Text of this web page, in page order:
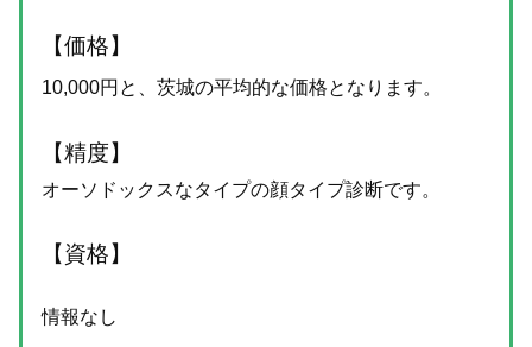
【価格】
10,000円と、茨城の平均的な価格となります。
【精度】
オーソドックスなタイプの顔タイプ診断です。
【資格】
情報なし